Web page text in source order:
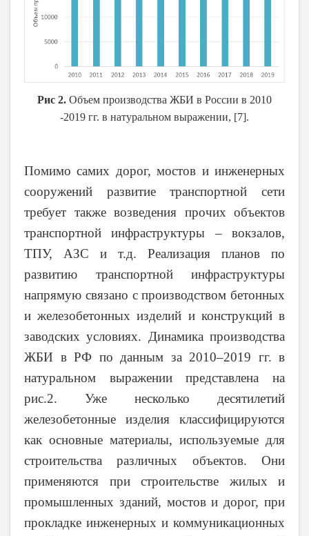
Рис 2. Объем производства ЖБИ в России в 2010
-2019 гг. в натуральном выражении, [7].
Помимо самих дорог, мостов и инженерных
сооружений развитие транспортной сети
требует также возведения прочих объектов
транспортной инфраструктуры – вокзалов,
ТПУ, АЗС и т.д. Реализация планов по
развитию транспортной инфраструктуры
напрямую связано с производством бетонных
и железобетонных изделий и конструкций в
заводских условиях. Динамика производства
ЖБИ в РФ по данным за 2010–2019 гг. в
натуральном выражении представлена на
рис.2. Уже несколько десятилетий
железобетонные изделия классифицируются
как основные материалы, используемые для
строительства различных объектов. Они
применяются при строительстве жилых и
промышленных зданий, мостов и дорог, при
прокладке инженерных и коммуникационных